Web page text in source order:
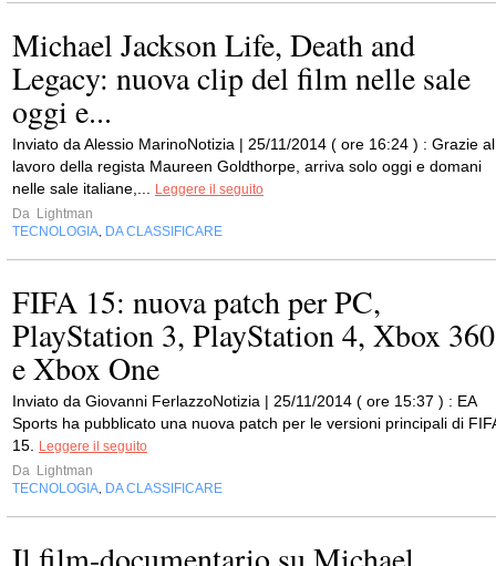
Michael Jackson Life, Death and
Legacy: nuova clip del film nelle sale
oggi e...
Inviato da Alessio MarinoNotizia | 25/11/2014 ( ore 16:24 ) : Grazie al
lavoro della regista Maureen Goldthorpe, arriva solo oggi e domani
nelle sale italiane,...
Leggere il seguito
Da Lightman
TECNOLOGIA DA CLASSIFICARE
FIFA 15: nuova patch per PC,
PlayStation 3, PlayStation 4, Xbox 360
e Xbox One
Inviato da Giovanni FerlazzoNotizia | 25/11/2014 ( ore 15:37 ) : EA
Sports ha pubblicato una nuova patch per le versioni principali di
15.
Leggere il seguito
Da Lightman
TECNOLOGIA DA CLASSIFICARE